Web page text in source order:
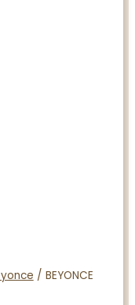
/ BEYONCE